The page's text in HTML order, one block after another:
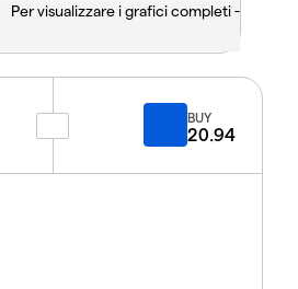
Per visualizzare i grafici completi -
BUY
20.94